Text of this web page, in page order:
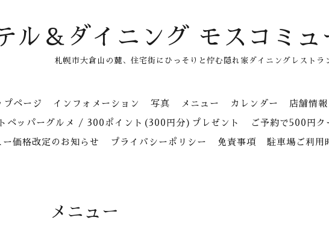
ル＆ダイニング モスコミュ
札幌市大倉山の麓、住宅街にひっそりと佇む隠れ家ダイニングレストラ
プページ インフォメーション 写真 メニュー カレンダー 店舗情報
ペッパーグルメ / 300ポイント(300円分)プレゼント ご予約で500円ク
ー価格改定のお知らせ プライバシーポリシー 免責事項 駐車場ご利用
メニュー